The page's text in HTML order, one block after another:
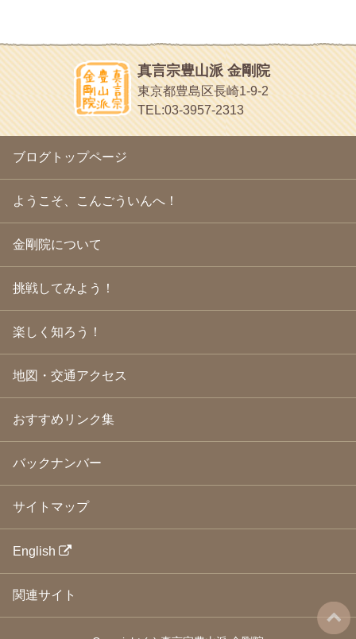
2010年6月(18)
2010年5月(22)
2010年4月(25)
2010年3月
(22)
2010年2月(23)
2010年1月(23)
(18)
2009年11月
(20)
2009年10月(20)
2009年9月 (20)
2009年6月(22)
2009年5月(20)
2009年4月
(24)
2009年3月(21)
2009年2月(19)
2009年1月(25)
2008年10月
(31)
2008年9月(24)
2008年8月(24)
2008年5月(21)
(24)
2008年2月 (21)
2008年1月(23)
2007年12月
2007年9月
2007年8月(26)
ほうげん日記
放言じゃなくて和尚さんの名前だよ
面白いサイトみつけたよ。
ヘェ～という感じ
chocolab.Air♪DIALY
ラブラドールのワンちゃんがかわいいよ
真言宗豊山派 金剛院
東京都豊島区長崎1-9-2
TEL:03-3957-2313
ブログトップページ
ようこそ、こんごういんへ！
金剛院について
挑戦してみよう！
楽しく知ろう！
地図・交通アクセス
おすすめリンク集
バックナンバー
サイトマップ
English
関連サイト